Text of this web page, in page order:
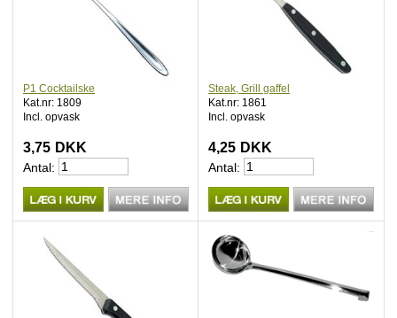
P1 Cocktailske
Kat.nr: 1809
Incl. opvask
3,75 DKK
Antal:
Steak, Grill gaffel
Kat.nr: 1861
Incl. opvask
4,25 DKK
Antal: